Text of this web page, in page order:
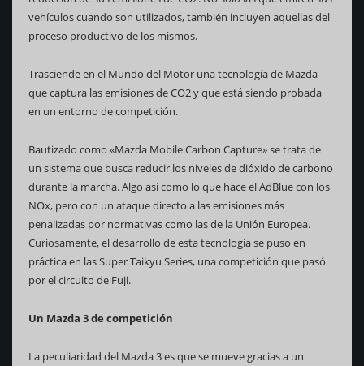
vehículos cuando son utilizados, también incluyen aquellas del
proceso productivo de los mismos.
Trasciende en el Mundo del Motor una tecnología de Mazda
que captura las emisiones de CO2 y que está siendo probada
en un entorno de competición.
Bautizado como «Mazda Mobile Carbon Capture» se trata de
un sistema que busca reducir los niveles de dióxido de carbono
durante la marcha. Algo así como lo que hace el AdBlue con los
NOx, pero con un ataque directo a las emisiones más
penalizadas por normativas como las de la Unión Europea.
Curiosamente, el desarrollo de esta tecnología se puso en
práctica en las Super Taikyu Series, una competición que pasó
por el circuito de Fuji.
Un Mazda 3 de competición
La peculiaridad del Mazda 3 es que se mueve gracias a un